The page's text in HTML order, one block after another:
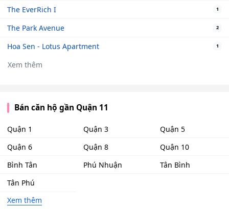
The EverRich I 1
The Park Avenue 2
Hoa Sen - Lotus Apartment 1
Xem thêm
Bán căn hộ gần Quận 11
Quận 1 Quận 3
Quận 5
Quận 6
Quận 8
Quận 10
Bình Tân
Phú Nhuận
Tân Bình
Tân Phú
Xem thêm